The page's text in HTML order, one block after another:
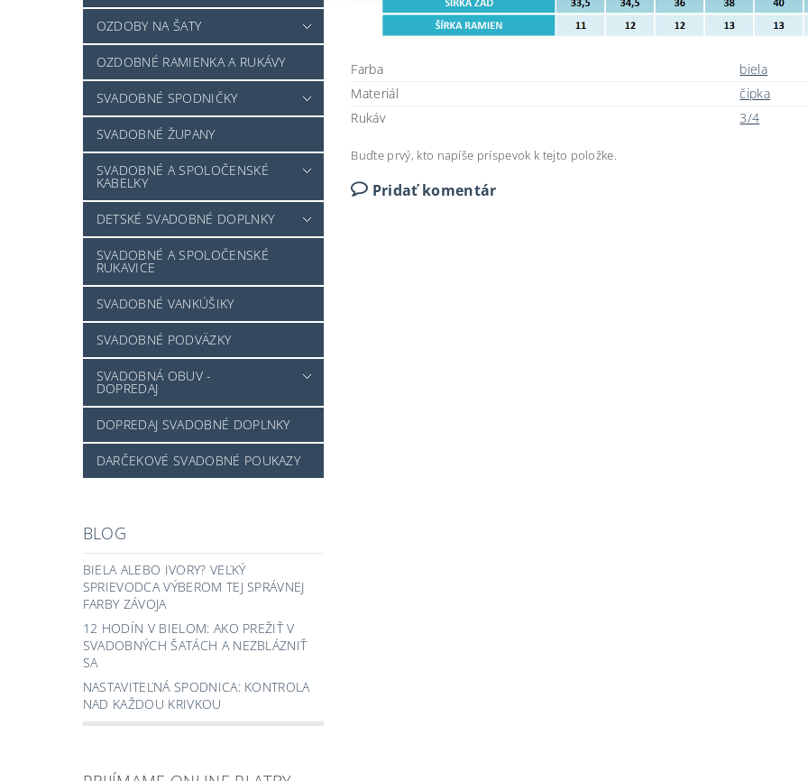
OZDOBY NA ŠATY
OZDOBNÉ RAMIENKA A RUKÁVY
SVADOBNÉ SPODNIČKY
SVADOBNÉ ŽUPANY
SVADOBNÉ A SPOLOČENSKÉ
KABELKY
DETSKÉ SVADOBNÉ DOPLNKY
SVADOBNÉ A SPOLOČENSKÉ
RUKAVICE
SVADOBNÉ VANKÚŠIKY
SVADOBNÉ PODVÄZKY
SVADOBNÁ OBUV -
DOPREDAJ
DOPREDAJ SVADOBNÉ DOPLNKY
DARČEKOVÉ SVADOBNÉ POUKAZY
BLOG
BIELA ALEBO IVORY? VEĽKÝ
SPRIEVODCA VÝBEROM TEJ SPRÁVNEJ
FARBY ZÁVOJA
12 HODÍN V BIELOM: AKO PREŽIŤ V
SVADOBNÝCH ŠATÁCH A NEZBLÁZNIŤ
SA
NASTAVITEĽNÁ SPODNICA: KONTROLA
NAD KAŽDOU KRIVKOU
Farba
biela
Materiál
čipka
Rukáv
3/4
Buďte prvý, kto napíše príspevok k tejto položke.
Pridať komentár